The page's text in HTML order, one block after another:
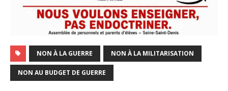
NON À LA GUERRE NON À LA MILITARISATION
NON AU BUDGET DE GUERRE